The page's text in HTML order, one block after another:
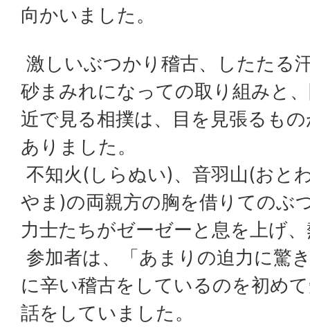
向かいました。
激しいぶつかり稽古、したたる
砂まみれになっての取り組みと
近で見る相撲は、目を見張るも
ありました。
不知火(しらぬい)、音羽山(おと
やま)の両親方の胸を借りてのぶ
力士たちがゼーゼーと息を上げ
参加者は、「あまりの迫力に驚
に辛い稽古をしているのを初め
話をしていました。